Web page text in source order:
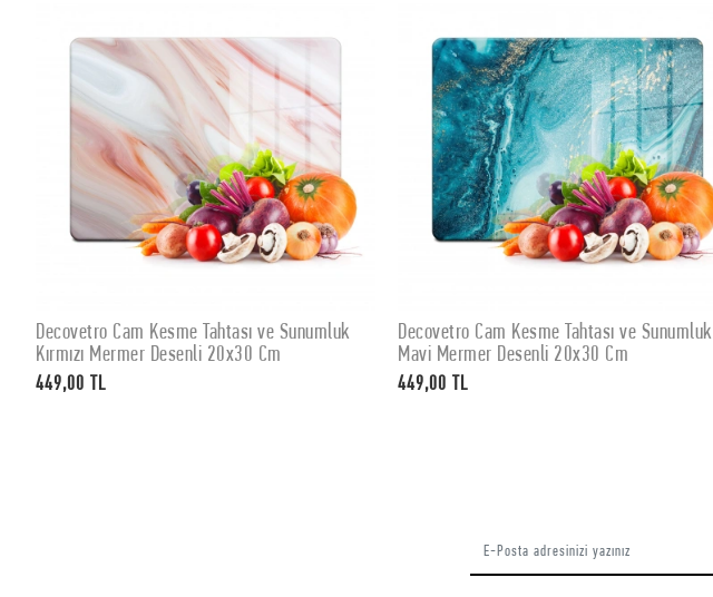
SEPETE EKLE
Decovetro Cam Kesme Tahtası ve Sunumluk
Kırmızı Mermer Desenli 20x30 Cm
449,00 TL
SEPETE EKLE
Decovetro Cam Kesme Tahtası ve Sunumluk
Mavi Mermer Desenli 20x30 Cm
449,00 TL